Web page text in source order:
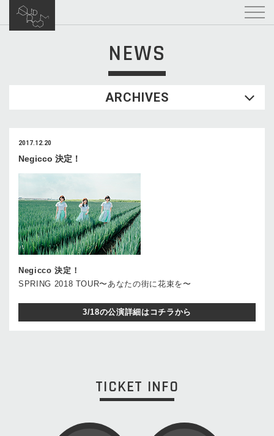
NEWS
ARCHIVES
2017.12.20
Negicco 決定！
Negicco 決定！
SPRING 2018 TOUR〜あなたの街に花束を〜
3/18の公演詳細はコチラから
TICKET INFO